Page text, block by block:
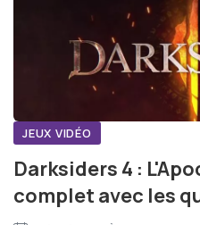
JEUX VIDÉO
Darksiders 4 :
complet avec les